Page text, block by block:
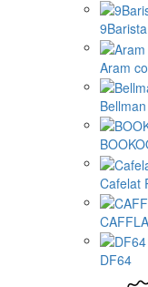
9Barista
Aram
Cafelat
DF64